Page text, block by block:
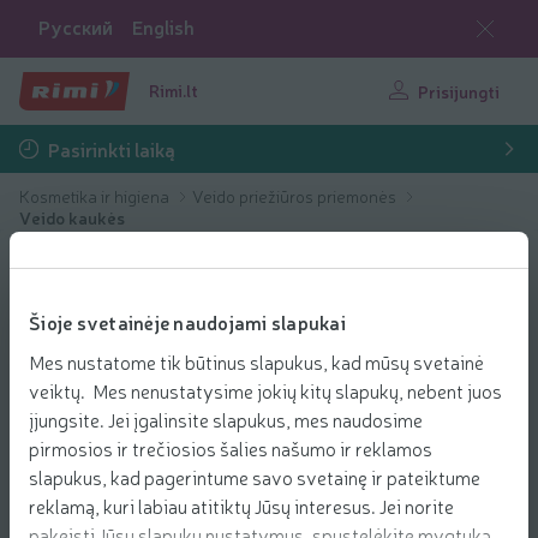
Šioje svetainėje naudojami slapukai
Mes nustatome tik būtinus slapukus, kad mūsų svetainė
veiktų. Mes nenustatysime jokių kitų slapukų, nebent juos
įjungsite. Jei įgalinsite slapukus, mes naudosime
pirmosios ir trečiosios šalies našumo ir reklamos
slapukus, kad pagerintume savo svetainę ir pateiktume
reklamą, kuri labiau atitiktų Jūsų interesus. Jei norite
Русский English
Rimi.lt Prisijungti
Pasirinkti laiką
Kosmetika ir higiena
Veido priežiūros priemonės
Veido kaukės